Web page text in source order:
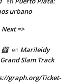
urbano
Next =>
en Marileidy
Slam Track
graph.org/Ticket-